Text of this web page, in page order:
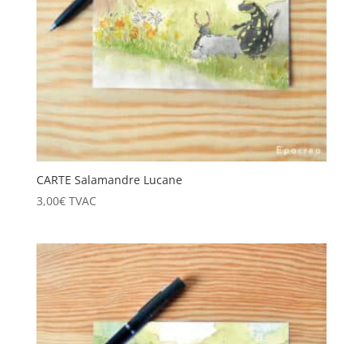
CARTE Salamandre Lucane
3,00€ TVAC